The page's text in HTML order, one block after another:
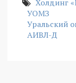
Холдинг
УОМЗ
Уральский
АИВЛ-Д